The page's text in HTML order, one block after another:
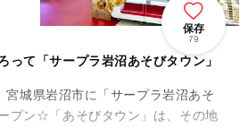
保存
79
って「サープラ岩沼あそびタウン」
城県岩沼市に「サープラ岩沼あそ
プン☆「あそびタウン」は、その地